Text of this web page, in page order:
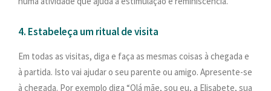
4. Estabeleça um ritual de visita
Em todas as visitas, diga e faça as mesmas coisas à chegada e
à partida. Isto vai ajudar o seu parente ou amigo. Apresente-se
à chegada. Por exemplo diga “Olá mãe, sou eu, a Elisabete, sua